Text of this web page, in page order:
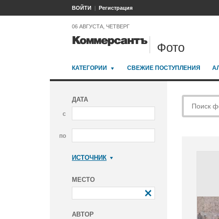
ВОЙТИ Регистрация
06 АВГУСТА, ЧЕТВЕРГ
Фото
КАТЕГОРИИ СВЕЖИЕ ПОСТУПЛЕНИЯ
ДАТА
с
по
ИСТОЧНИК
МЕСТО
АВТОР